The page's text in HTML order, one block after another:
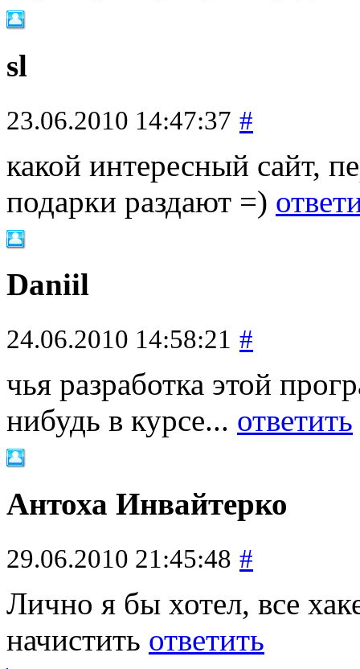
sl
23.06.2010 14:47:37 #
какой интересный сайт,
подарки раздают =)
Daniil
24.06.2010 14:58:21 #
чья разработка этой
нибудь в курсе... ответить
Антоха Инвайтерко
29.06.2010 21:45:48 #
Лично я бы хотел, все
начистить ответить